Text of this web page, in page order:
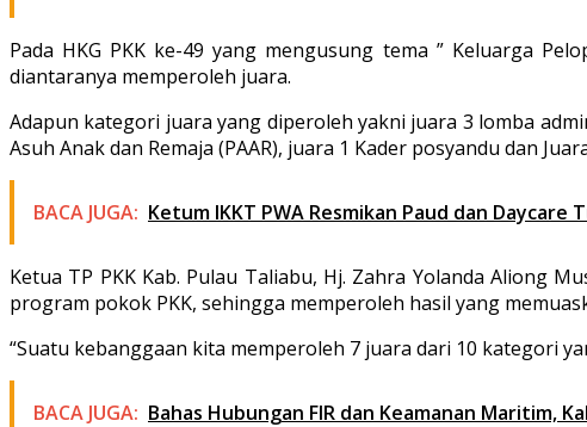
Pada HKG PKK ke-49 yang mengusung tema ” Keluarga
diantaranya memperoleh juara.
Adapun kategori juara yang diperoleh yakni juara 3 lomba
Asuh Anak dan Remaja (PAAR), juara 1 Kader posyandu dan
BACA JUGA: Ketum IKKT PWA Resmikan Paud dan Daycare
Ketua TP PKK Kab. Pulau Taliabu, Hj. Zahra Yolanda Aliong
program pokok PKK, sehingga memperoleh hasil yang
“Suatu kebanggaan kita memperoleh 7 juara dari 10 kategori
BACA JUGA: Bahas Hubungan FIR dan Keamanan Maritim,